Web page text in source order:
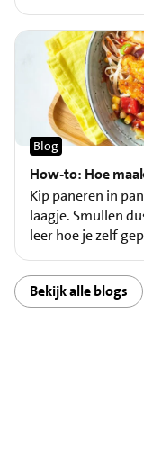
How-to: Hoe
Blog
Kip paneren in
laagje. Smullen
leer hoe je zelf
Bekijk alle blogs